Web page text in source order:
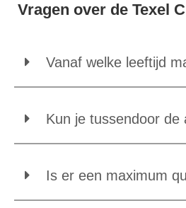
Vragen over de Texel
Vanaf welke leeftijd
Kun je tussendoor de
Is er een maximum